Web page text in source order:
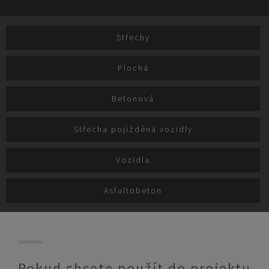
Střechy
Plochá
Betonová
Střecha pojížděná vozidly
Vozidla
Asfaltobeton